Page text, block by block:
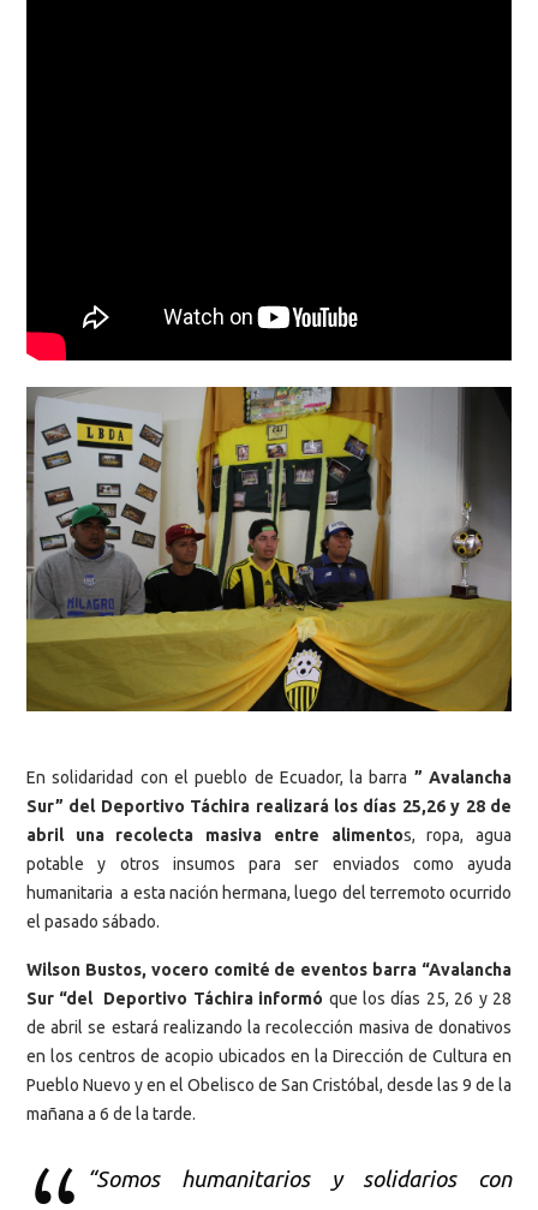
En solidaridad con el pueblo de Ecuador, la barra ” Avalancha
Sur” del Deportivo Táchira realizará los días 25,26 y 28 de
abril una recolecta masiva entre alimentos, ropa, agua
potable y otros insumos para ser enviados como ayuda
humanitaria a esta nación hermana, luego del terremoto ocurrido
el pasado sábado.
Wilson Bustos, vocero comité de eventos barra “Avalancha
Sur “del Deportivo Táchira informó que los días 25, 26 y 28
de abril se estará realizando la recolección masiva de donativos
en los centros de acopio ubicados en la Dirección de Cultura en
Pueblo Nuevo y en el Obelisco de San Cristóbal, desde las 9 de la
mañana a 6 de la tarde.
“Somos humanitarios y solidarios con